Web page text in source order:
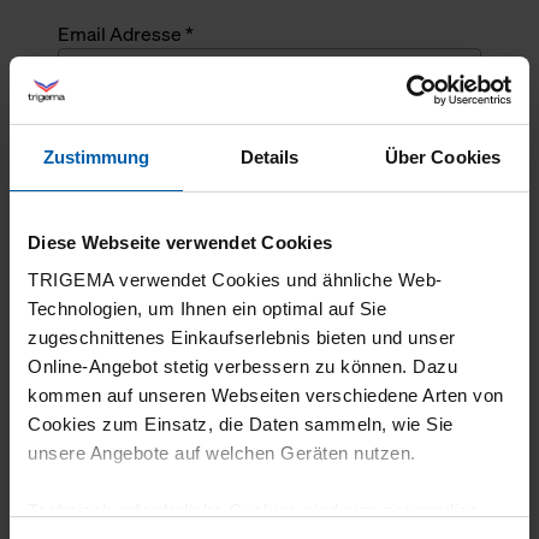
Zustimmung Details Über Cookies
Diese Webseite verwendet Cookies
TRIGEMA verwendet Cookies und ähnliche Web-
Technologien, um Ihnen ein optimal auf Sie
zugeschnittenes Einkaufserlebnis bieten und unser
Online-Angebot stetig verbessern zu können. Dazu
kommen auf unseren Webseiten verschiedene Arten von
Cookies zum Einsatz, die Daten sammeln, wie Sie
unsere Angebote auf welchen Geräten nutzen.
Email Adresse *
Angefragte Menge *
Mehrzeiliger Text